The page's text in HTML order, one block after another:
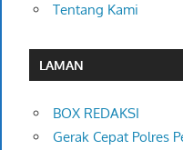
Tentang Kami
LAMAN
BOX REDAKSI
Gerak Cepat Polres